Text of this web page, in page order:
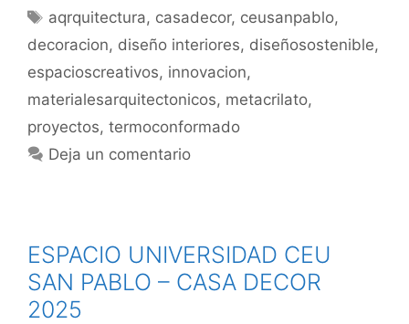
aqrquitectura, casadecor, ceusanpablo,
decoracion, diseño interiores, diseñosostenible,
espacioscreativos, innovacion,
materialesarquitectonicos, metacrilato,
proyectos, termoconformado
Deja un comentario
ESPACIO UNIVERSIDAD CEU
SAN PABLO – CASA DECOR
2025